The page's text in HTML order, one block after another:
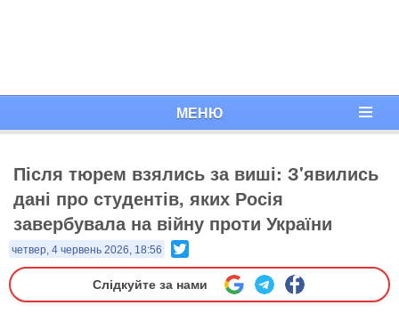
МЕНЮ
Після тюрем взялись за виші: З'явились
дані про студентів, яких Росія
завербувала на війну проти України
четвер, 4 червень 2026, 18:56
Слідкуйте за нами